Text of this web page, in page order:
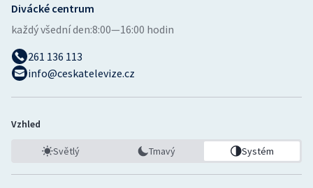
Divácké centrum
každý všední den:8:00—16:00 hodin
261 136 113
info@ceskatelevize.cz
Vzhled
Světlý Tmavý Systém